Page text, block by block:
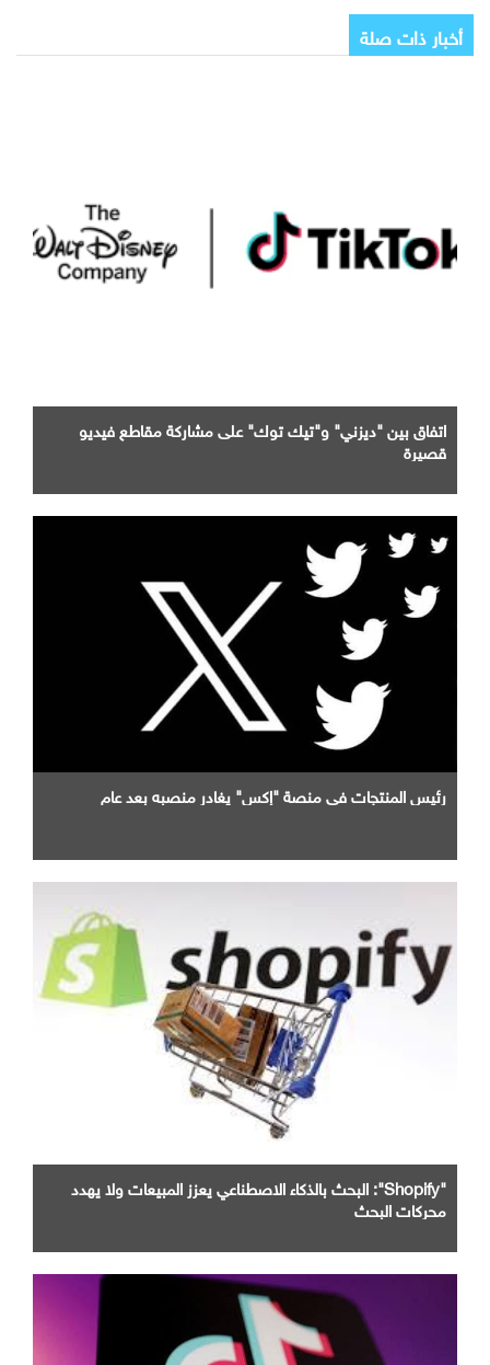
أخبار ذات صلة
اتفاق بين "ديزني" و"تيك توك" على مشاركة مقاطع فيديو
قصيرة
رئيس المنتجات في منصة "إكس" يغادر منصبه بعد عام
"Shopify": البحث بالذكاء الاصطناعي يعزز المبيعات ولا يهدد
محركات البحث